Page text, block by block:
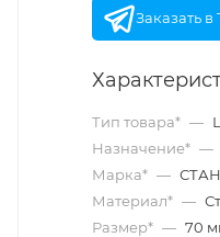
Заказать в
Тип товара* —
Назначение* —
Марка* —
Материал* —
Размер* — 70